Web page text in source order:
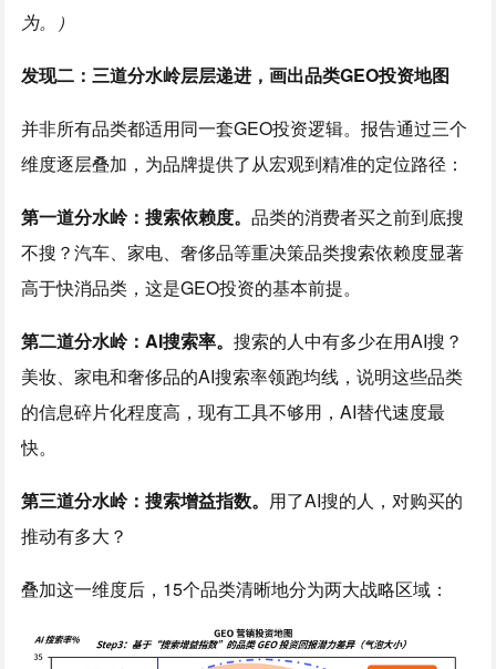
为。）
发现二：三道分水岭层层递进，画出品类GEO投资地图
并非所有品类都适用同一套GEO投资逻辑。报告通过三个
维度逐层叠加，为品牌提供了从宏观到精准的定位路径：
第一道分水岭：搜索依赖度。品类的消费者买之前到底搜
不搜？汽车、家电、奢侈品等重决策品类搜索依赖度显著
高于快消品类，这是GEO投资的基本前提。
第二道分水岭：AI搜索率。搜索的人中有多少在用AI搜？
美妆、家电和奢侈品的AI搜索率领跑均线，说明这些品类
的信息碎片化程度高，现有工具不够用，AI替代速度最
快。
第三道分水岭：搜索增益指数。 用了AI搜的人，对购买的
推动有多大？
叠加这一维度后，15个品类清晰地分为两大战略区域：